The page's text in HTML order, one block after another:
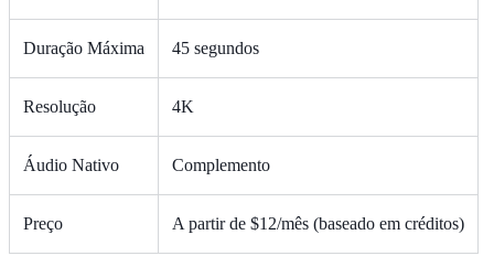
Duração Máxima 45 segundos
Resolução 4K
Áudio Nativo Complemento
Preço A partir de $12/mês (baseado em créditos)